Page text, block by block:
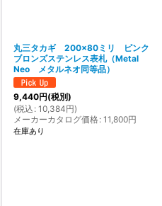
丸三タカギ 200×80ミリ ピンク
ブロンズステンレス表札（Metal
Neo メタルネオ同等品）
9,440円(税別)
(税込 : 10,384円)
メーカーカタログ価格: 11,800円
在庫あり